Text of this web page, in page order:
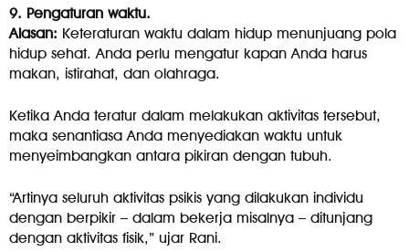
9. Pengaturan waktu.
Alasan: Keteraturan waktu dalam hidup menunjuang pola
hidup sehat. Anda perlu mengatur kapan Anda harus
makan, istirahat, dan olahraga.
Ketika Anda teratur dalam melakukan aktivitas tersebut,
maka senantiasa Anda menyediakan waktu untuk
menyeimbangkan antara pikiran dengan tubuh.
“Artinya seluruh aktivitas psikis yang dilakukan individu
dengan berpikir – dalam bekerja misalnya – ditunjang
dengan aktivitas fisik,” ujar Rani.